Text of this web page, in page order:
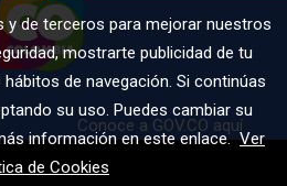
Conoce a GOV.CO aquí
y de terceros para mejorar nuestros
mostrarte publicidad de tu
de navegación. Si continúas
su uso. Puedes cambiar su
información en este enlace.Ver
de Cookies